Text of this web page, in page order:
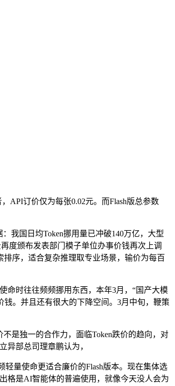
API订价仅为每张0.02元。而Flash版总参数
我国日均Token挪用量已冲破140万亿，大型
度颁布发表部门模子单位办事价钱再次上调
排序，适合复杂推理取专业场景，输价为每百
命时往往频频挪用东西，本年3月，“国产大模
。并且还有很大的下降空间。3月中旬，鞭策
是独一的合作力，面临Token跌价的趋向，对
异部总司理章鹏认为，
量使命更适合廉价的Flash版本。现在集体选
格是AI智能体的普遍使用，就像今天没人会为